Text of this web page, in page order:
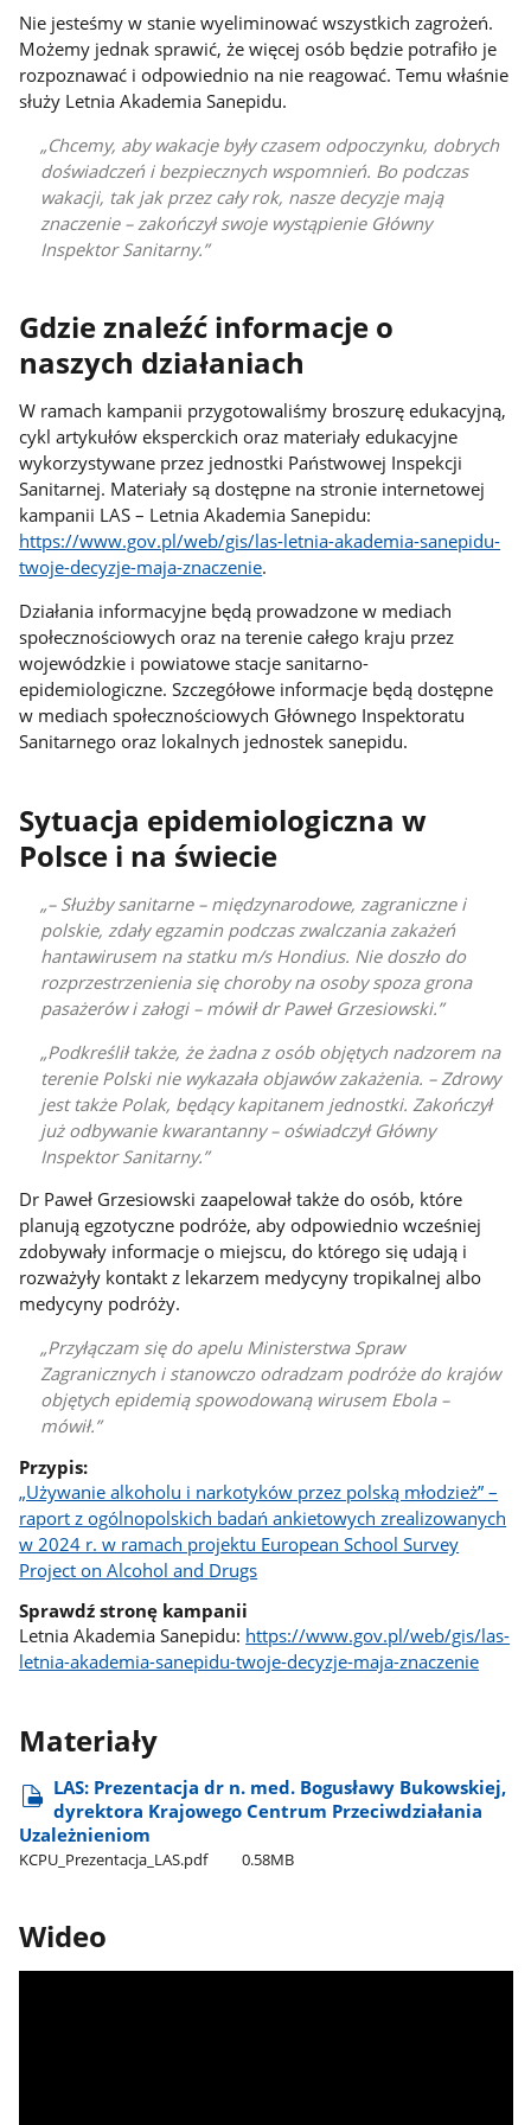
Nie jesteśmy w stanie wyeliminować wszystkich zagrożeń.
Możemy jednak sprawić, że więcej osób będzie potrafiło je
rozpoznawać i odpowiednio na nie reagować. Temu właśnie
służy Letnia Akademia Sanepidu.
Chcemy, aby wakacje były czasem odpoczynku, dobrych
doświadczeń i bezpiecznych wspomnień. Bo podczas
wakacji, tak jak przez cały rok, nasze decyzje mają
znaczenie – zakończył swoje wystąpienie Główny
Inspektor Sanitarny.
Gdzie znaleźć informacje o
naszych działaniach
W ramach kampanii przygotowaliśmy broszurę edukacyjną,
cykl artykułów eksperckich oraz materiały edukacyjne
wykorzystywane przez jednostki Państwowej Inspekcji
Sanitarnej. Materiały są dostępne na stronie internetowej
kampanii LAS – Letnia Akademia Sanepidu:
https://www.gov.pl/web/gis/las-letnia-akademia-sanepidu-
twoje-decyzje-maja-znaczenie.
Działania informacyjne będą prowadzone w mediach
społecznościowych oraz na terenie całego kraju przez
wojewódzkie i powiatowe stacje sanitarno-
epidemiologiczne. Szczegółowe informacje będą dostępne
w mediach społecznościowych Głównego Inspektoratu
Sanitarnego oraz lokalnych jednostek sanepidu.
Sytuacja epidemiologiczna w
Polsce i na świecie
– Służby sanitarne – międzynarodowe, zagraniczne i
polskie, zdały egzamin podczas zwalczania zakażeń
hantawirusem na statku m/s Hondius. Nie doszło do
rozprzestrzenienia się choroby na osoby spoza grona
pasażerów i załogi – mówił dr Paweł Grzesiowski.
Podkreślił także, że żadna z osób objętych nadzorem na
terenie Polski nie wykazała objawów zakażenia. – Zdrowy
jest także Polak, będący kapitanem jednostki. Zakończył
już odbywanie kwarantanny – oświadczył Główny
Inspektor Sanitarny.
Dr Paweł Grzesiowski zaapelował także do osób, które
planują egzotyczne podróże, aby odpowiednio wcześniej
zdobywały informacje o miejscu, do którego się udają i
rozważyły kontakt z lekarzem medycyny tropikalnej albo
medycyny podróży.
Przyłączam się do apelu Ministerstwa Spraw
Zagranicznych i stanowczo odradzam podróże do krajów
objętych epidemią spowodowaną wirusem Ebola –
mówił.
Przypis:
„Używanie alkoholu i narkotyków przez polską młodzież” –
raport z ogólnopolskich badań ankietowych zrealizowanych
w 2024 r. w ramach projektu European School Survey
Project on Alcohol and Drugs
Sprawdź stronę kampanii
Letnia Akademia Sanepidu: https://www.gov.pl/web/gis/las-
letnia-akademia-sanepidu-twoje-decyzje-maja-znaczenie
Materiały
LAS: Prezentacja dr n. med. Bogusławy Bukowskiej,
dyrektora Krajowego Centrum Przeciwdziałania
Uzależnieniom
KCPU​_Prezentacja​_LAS.pdf 0.58MB
Wideo